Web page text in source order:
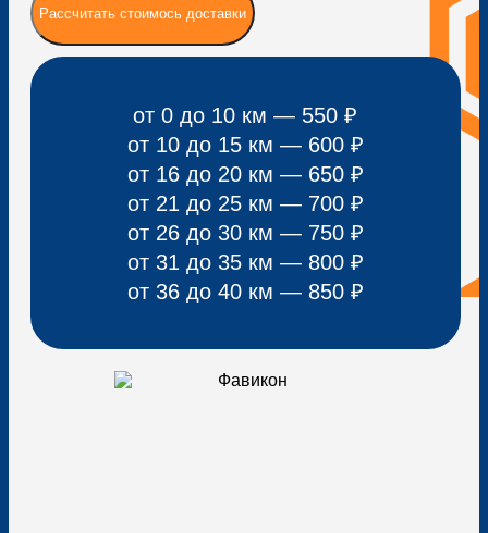
Рассчитать стоимось доставки
от 0 до 10 км — 550 ₽
от 10 до 15 км — 600 ₽
от 16 до 20 км — 650 ₽
от 21 до 25 км — 700 ₽
от 26 до 30 км — 750 ₽
от 31 до 35 км — 800 ₽
от 36 до 40 км — 850 ₽